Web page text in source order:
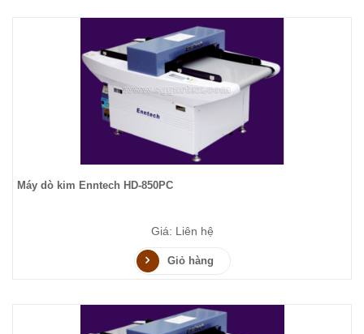
Máy dò kim Enntech HD-850PC
Giá: Liên hệ
Giỏ hàng